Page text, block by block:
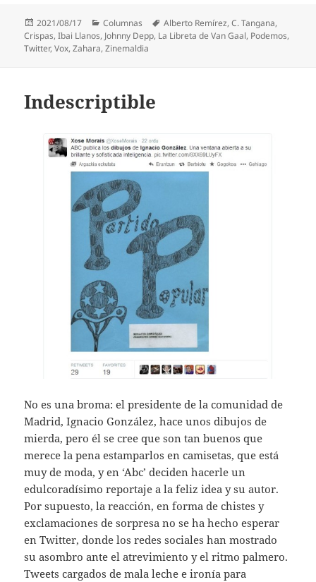
Publicado
el
2021/08/17 Categorías
Columnas Etiquetas
Alberto Remírez,C. Tangana,
Crispas,Ibai Llanos, Johnny Depp, La Libreta de Van Gaal, Podemos,
Twitter,Vox,Zahara,Zinemaldia
Indescriptible
No es una broma: el presidente de la comunidad de
Madrid, Ignacio González, hace unos dibujos de
mierda, pero él se cree que son tan buenos que
merece la pena estamparlos en camisetas, que está
muy de moda, y en ‘Abc’ deciden hacerle un
edulcoradísimo reportaje a la feliz idea y su autor.
Por supuesto, la reacción, en forma de chistes y
exclamaciones de sorpresa no se ha hecho esperar
en Twitter, donde los redes sociales han mostrado
su asombro ante el atrevimiento y el ritmo palmero.
Tweets cargados de mala leche e ironía para